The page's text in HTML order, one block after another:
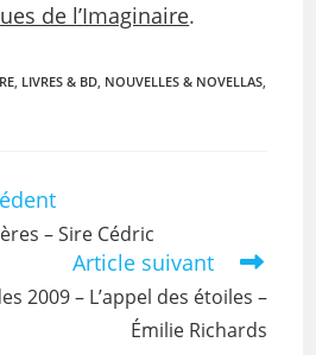
de l’Imaginaire.
, LIVRES & BD, NOUVELLES & NOVELLAS,
– Sire Cédric
Article suivant
2009 – L’appel des étoiles –
Émilie Richards